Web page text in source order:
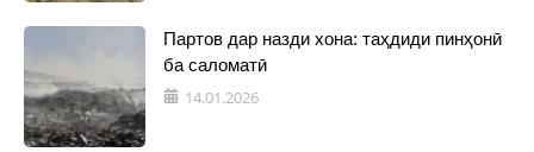
Партов дар назди хона: таҳдиди пинҳонӣ
ба саломатӣ
14.01.2026